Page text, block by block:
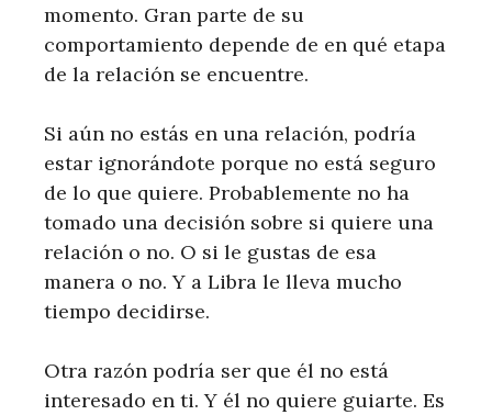
momento. Gran parte de su
comportamiento depende de en qué etapa
de la relación se encuentre.
Si aún no estás en una relación, podría
estar ignorándote porque no está seguro
de lo que quiere. Probablemente no ha
tomado una decisión sobre si quiere una
relación o no. O si le gustas de esa
manera o no. Y a Libra le lleva mucho
tiempo decidirse.
Otra razón podría ser que él no está
interesado en ti. Y él no quiere guiarte. Es